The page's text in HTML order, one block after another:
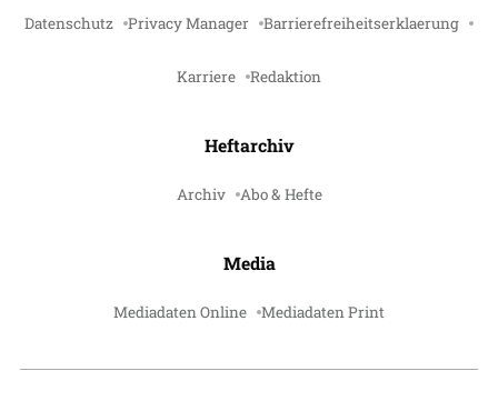
Datenschutz Privacy Manager Barrierefreiheitserklaerung
Karriere Redaktion
Heftarchiv
Archiv Abo & Hefte
Media
Mediadaten Online Mediadaten Print